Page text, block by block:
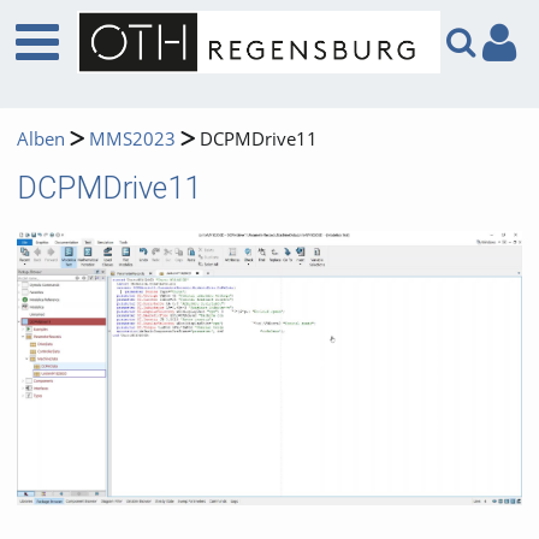
Alben MMS2023 DCPMDrive11
DCPMDrive11